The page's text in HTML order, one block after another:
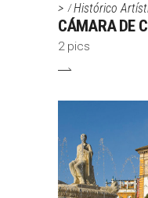
> Histórico
CÁMARA DE
2 pics